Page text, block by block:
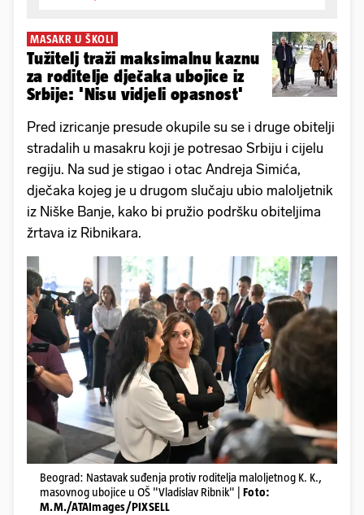
MASAKR U ŠKOLI
Tužitelj traži maksimalnu kaznu
za roditelje dječaka ubojice iz
Srbije: 'Nisu vidjeli opasnost'
Pred izricanje presude okupile su se i druge obitelji
stradalih u masakru koji je potresao Srbiju i cijelu
regiju. Na sud je stigao i otac Andreja Simića,
dječaka kojeg je u drugom slučaju ubio maloljetnik
iz Niške Banje, kako bi pružio podršku obiteljima
žrtava iz Ribnikara.
Beograd: Nastavak suđenja protiv roditelja maloljetnog K. K.,
masovnog ubojice u OŠ "Vladislav Ribnik" | Foto:
M.M./ATAImages/PIXSELL